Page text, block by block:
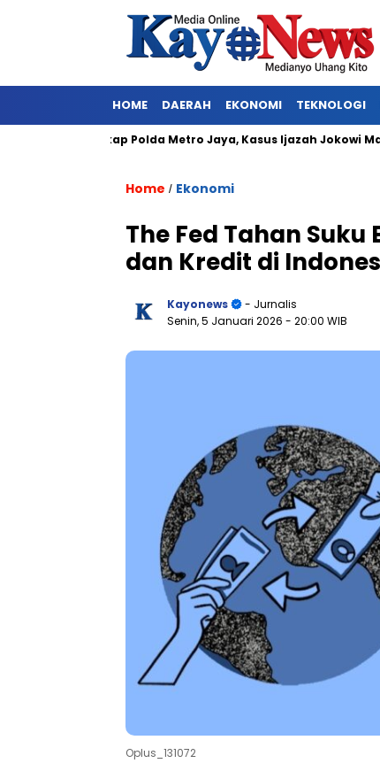
HOME DAERAH EKONOMI TEKNOLOGI
Ditangkap Polda Metro Jaya, Kasus Ijazah Jokowi Masuk
Home / Ekonomi
The Fed Tahan
dan Kredit di
Kayonews
- Jurnalis
Senin, 5 Januari 2026 - 20:00 WIB
Oplus_131072